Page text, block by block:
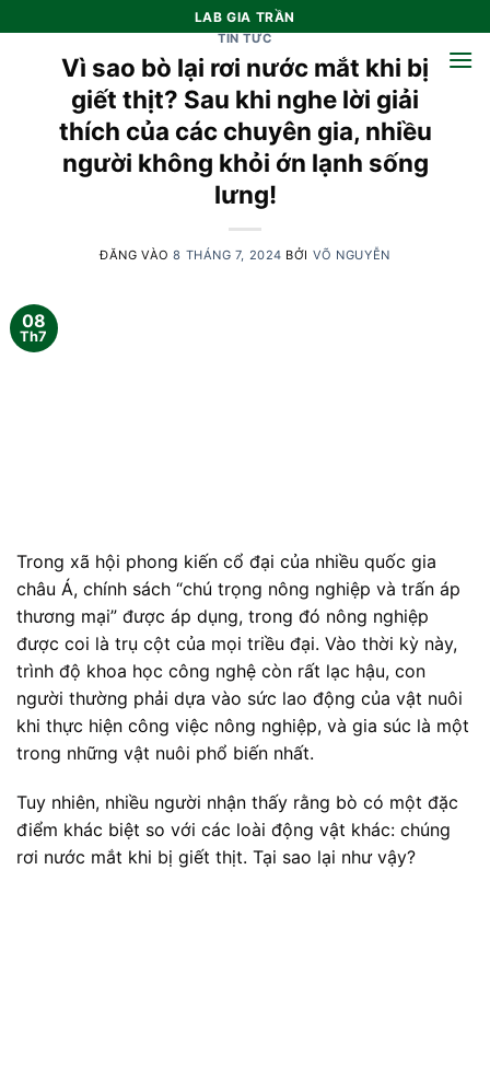
qua
LAB GIA TRẦN
TIN TỨC
Vì sao bò lại rơi nước mắt khi bị
giết thịt? Sau khi nghe lời giải
thích của các chuyên gia, nhiều
người không khỏi ớn lạnh sống
lưng!
ĐĂNG VÀO8 THÁNG 7, 2024 BỞI VÕ NGUYỄN
08
Th7
Trong xã hội phong kiến cổ đại của nhiều quốc gia
châu Á, chính sách “chú trọng nông nghiệp và trấn áp
thương mại” được áp dụng, trong đó nông nghiệp
được coi là trụ cột của mọi triều đại. Vào thời kỳ này,
trình độ khoa học công nghệ còn rất lạc hậu, con
người thường phải dựa vào sức lao động của vật nuôi
khi thực hiện công việc nông nghiệp, và gia súc là một
trong những vật nuôi phổ biến nhất.
Tuy nhiên, nhiều người nhận thấy rằng bò có một đặc
điểm khác biệt so với các loài động vật khác: chúng
rơi nước mắt khi bị giết thịt. Tại sao lại như vậy?